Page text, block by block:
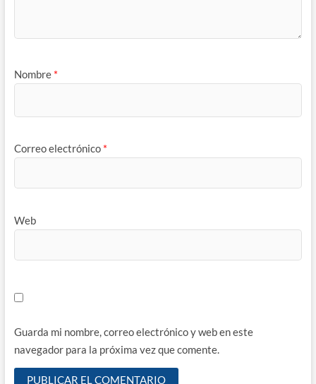
Nombre *
Correo electrónico *
Web
Guarda mi nombre, correo electrónico y web en este
navegador para la próxima vez que comente.